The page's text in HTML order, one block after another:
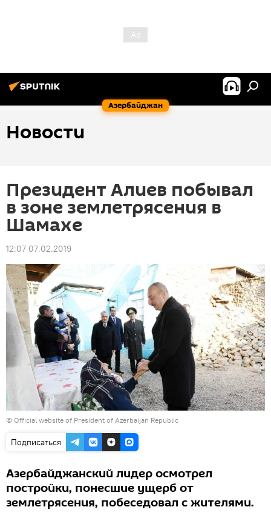
Азербайджан
Новости
Президент Алиев побывал
в зоне землетрясения в
Шамахе
12:07 07.02.2019
© Official website of President of Azerbaijan Republic
Подписаться
Азербайджанский лидер осмотрел
постройки, понесшие ущерб от
землетрясения, побеседовал с жителями.